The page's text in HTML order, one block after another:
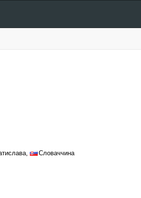
Словаччина